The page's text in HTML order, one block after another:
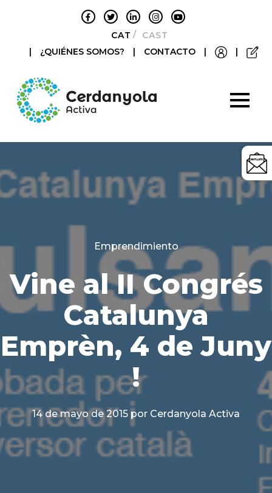
CATALÀCASTELLANO
|
¿QUIÉNES SOMOS? | CONTACTO | |
Categories
Emprendimiento
Vine al II Congrés
Catalunya
Emprèn, 4 de Juny
!
14 de mayo de 2015 por Cerdanyola Activa